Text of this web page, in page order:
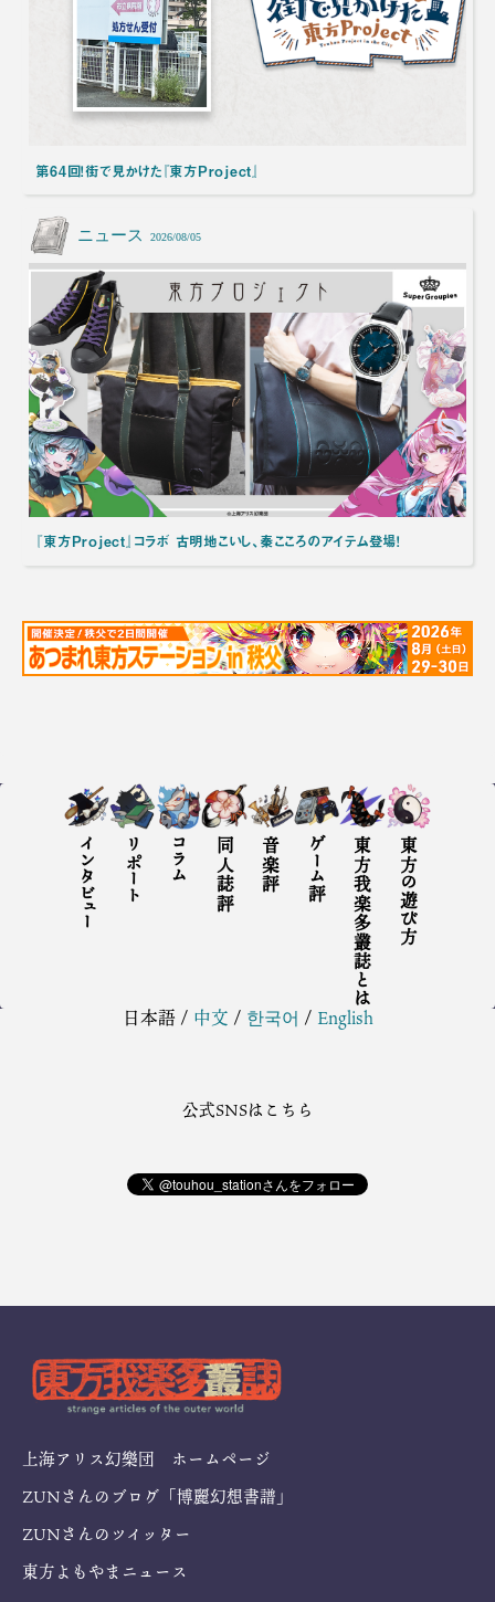
第64回！街で見かけた『東方Project』
ニュース 2026/08/05
『東方Project』コラボ 古明地こいし、秦こころのアイテム登場！
インタビュー リポート コラム 同人誌評 音楽評 ゲーム評 東方我楽多叢誌とは 東方の遊び方
日本語/ 中文 / 한국어 / English
公式SNSはこちら
上海アリス幻樂団 ホームページ
ZUNさんのブログ「博麗幻想書譜」
ZUNさんのツイッター
東方よもやまニュース